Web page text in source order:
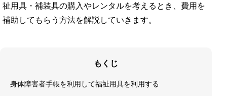
祉用具・補装具の購入やレンタルを考えるとき、費用を
補助してもらう方法を解説していきます。
もくじ
身体障害者手帳を利用して福祉用具を利用する